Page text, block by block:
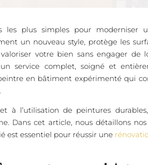
les plus simples pour moderniser
un nouveau style, protège les
votre bien sans engager de
service complet, soigné et
en bâtiment expérimenté qui
à l’utilisation de peintures
Dans cet article, nous détaillons
est essentiel pour réussir une